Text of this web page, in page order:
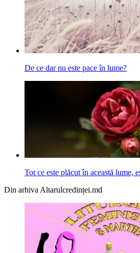
De ce dar nu este pace în lume?
Tot ce este plăcut în această lume,
Din arhiva Altarulcredinței.md